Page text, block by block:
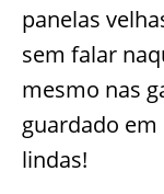
panelas
sem falar
mesmo nas
guardado em
lindas!